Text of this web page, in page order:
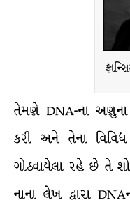
તેમણે DNA-ના અણુના
કરી અને તેના
ગોઠવાયેલા રહે છે તે
નાના લેખ દ્વારા